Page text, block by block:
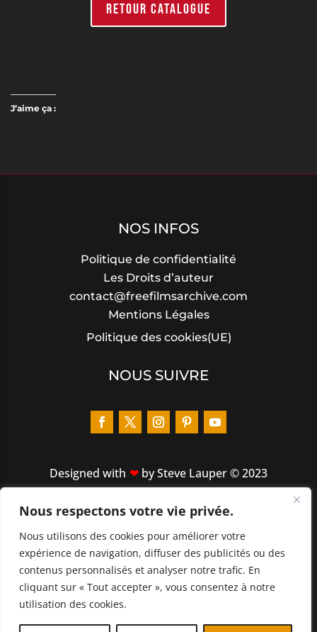
Nous respectons votre vie privée.
Nous utilisons des cookies pour améliorer votre
expérience de navigation, diffuser des publicités ou des
contenus personnalisés et analyser notre trafic. En
cliquant sur « Tout accepter », vous consentez à notre
utilisation des cookies.
RETOUR CATALOGUE
J’aime ça :
NOS INFOS
Politique de confidentialité
Les Droits d’auteur
contact@freefilmsarchive.com
Mentions Légales
Politique des cookies(UE)
NOUS SUIVRE
Designed with by Steve Lauper © 2023
LIENS RAPIDES
ACCUEIL
À PROPOS
CATALOGUE
NOUVEAUTÉS